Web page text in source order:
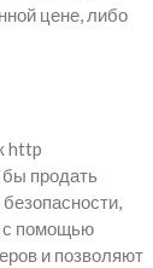
цене, либо
http
продать
с помощью
и позволяют